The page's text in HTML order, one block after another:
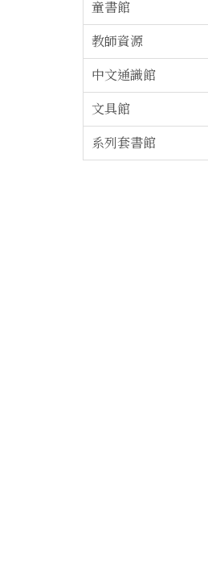
童書館
教師資源
中文通識館
文具館
系列套書館